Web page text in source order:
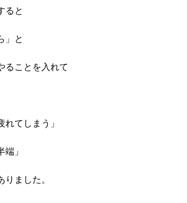
ると
」と
ることを入れて
れてしまう」
端」
りました。